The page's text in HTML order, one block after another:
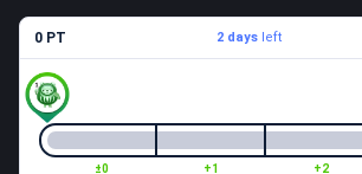
0 PT 2 daysleft
±0 +1 +2